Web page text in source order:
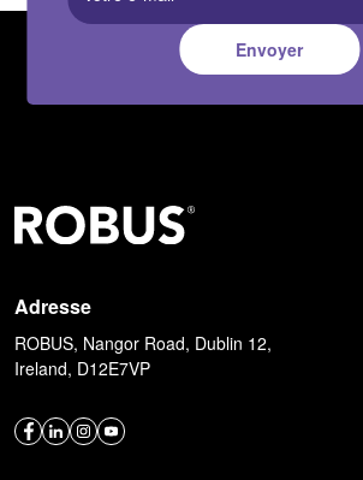
Envoyer
Adresse
ROBUS, Nangor Road, Dublin 12,
Ireland, D12E7VP